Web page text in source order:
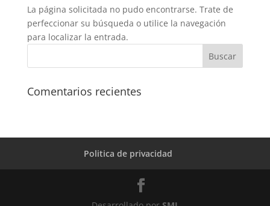
La página solicitada no pudo encontrarse. Trate de
perfeccionar su búsqueda o utilice la navegación
para localizar la entrada.
Comentarios recientes
Politica de privacidad